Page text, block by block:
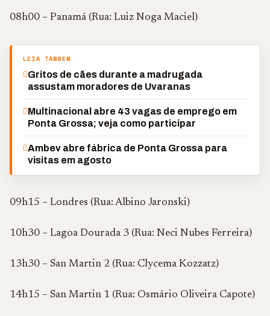
08h00 – Panamá (Rua: Luiz Noga Maciel)
LEIA TAMBÉM
Gritos de cães durante a madrugada
assustam moradores de Uvaranas
Multinacional abre 43 vagas de emprego em
Ponta Grossa; veja como participar
Ambev abre fábrica de Ponta Grossa para
visitas em agosto
09h15 – Londres (Rua: Albino Jaronski)
10h30 – Lagoa Dourada 3 (Rua: Neci Nubes Ferreira)
13h30 – San Martin 2 (Rua: Clycema Kozzatz)
14h15 – San Martin 1 (Rua: Osmário Oliveira Capote)